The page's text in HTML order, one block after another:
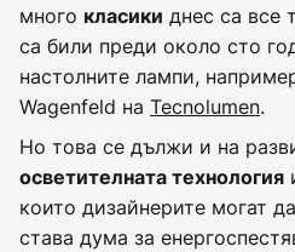
много класики днес са все
са били преди около сто
настолните лампи,
Wagenfeld на Tecnolumen.
Но това се дължи и на
осветителната технология
които дизайнерите могат
става дума за